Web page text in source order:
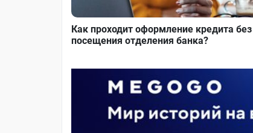
Как проходит оформление кредита без
посещения отделения банка?